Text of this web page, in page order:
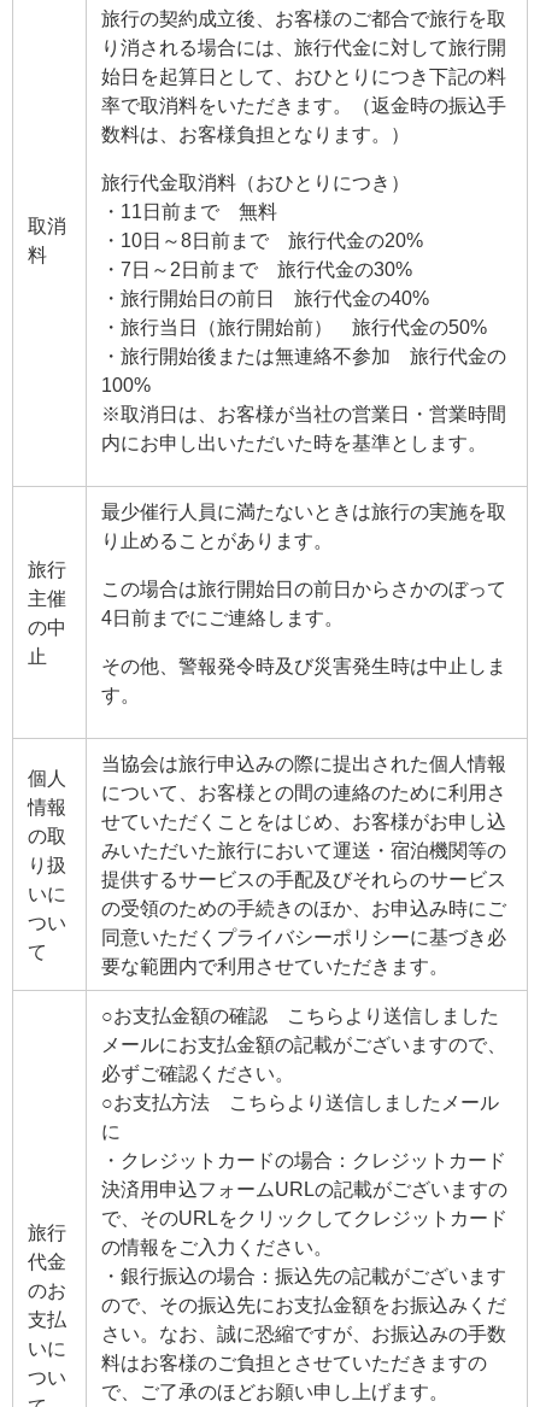
取消
料
旅行の契約成立後、お客様のご都合で旅行を取
り消される場合には、旅行代金に対して旅行開
始日を起算日として、おひとりにつき下記の料
率で取消料をいただきます。（返金時の振込手
数料は、お客様負担となります。）
旅行代金取消料（おひとりにつき）
・11日前まで 無料
・10日～8日前まで 旅行代金の20%
・7日～2日前まで 旅行代金の30%
・旅行開始日の前日 旅行代金の40%
・旅行当日（旅行開始前） 旅行代金の50%
・旅行開始後または無連絡不参加 旅行代金の
100%
※取消日は、お客様が当社の営業日・営業時間
内にお申し出いただいた時を基準とします。
旅行
主催
の中
止
最少催行人員に満たないときは旅行の実施を取
り止めることがあります。
この場合は旅行開始日の前日からさかのぼって
4日前までにご連絡します。
その他、警報発令時及び災害発生時は中止しま
す。
個人
情報
の取
り扱
いに
つい
て
当協会は旅行申込みの際に提出された個人情報
について、お客様との間の連絡のために利用さ
せていただくことをはじめ、お客様がお申し込
みいただいた旅行において運送・宿泊機関等の
提供するサービスの手配及びそれらのサービス
の受領のための手続きのほか、お申込み時にご
同意いただくプライバシーポリシーに基づき必
要な範囲内で利用させていただきます。
旅行
代金
のお
支払
いに
つい
○お支払金額の確認 こちらより送信しました
メールにお支払金額の記載がございますので、
必ずご確認ください。
○お支払方法 こちらより送信しましたメール
に
・クレジットカードの場合：クレジットカード
決済用申込フォームURLの記載がございますの
で、そのURLをクリックしてクレジットカード
の情報をご入力ください。
・銀行振込の場合：振込先の記載がございます
ので、その振込先にお支払金額をお振込みくだ
さい。なお、誠に恐縮ですが、お振込みの手数
料はお客様のご負担とさせていただきますの
で、ご了承のほどお願い申し上げます。